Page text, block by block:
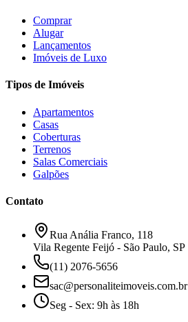
Comprar
Alugar
Lançamentos
Imóveis de Luxo
Tipos de Imóveis
Apartamentos
Casas
Coberturas
Terrenos
Salas Comerciais
Galpões
Contato
Rua Anália Franco, 118
Vila Regente Feijó - São Paulo, SP
(11) 2076-5656
sac@personaliteimoveis.com.br
Seg - Sex: 9h às 18h